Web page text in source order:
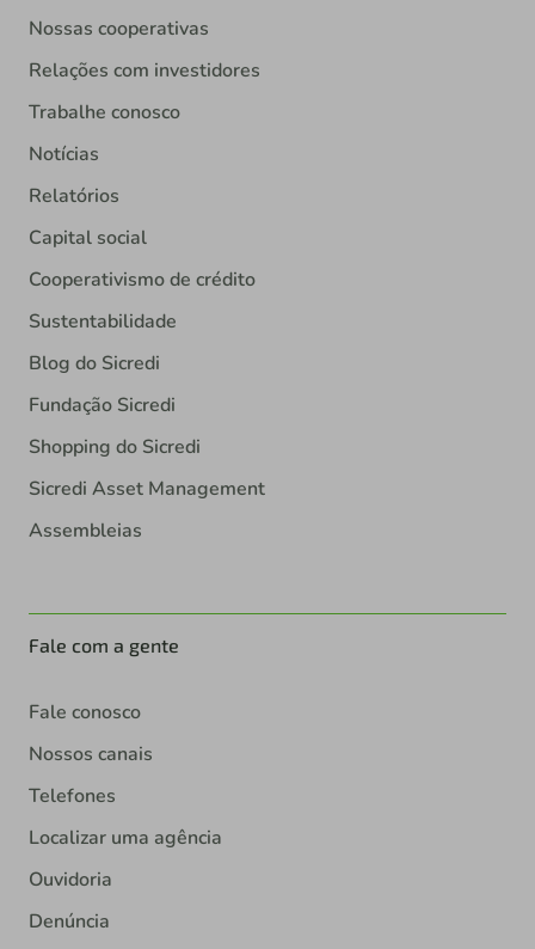
Nossas cooperativas
Relações com investidores
Trabalhe conosco
Notícias
Relatórios
Capital social
Cooperativismo de crédito
Sustentabilidade
Blog do Sicredi
Fundação Sicredi
Shopping do Sicredi
Sicredi Asset Management
Assembleias
Fale com a gente
Fale conosco
Nossos canais
Telefones
Localizar uma agência
Ouvidoria
Denúncia